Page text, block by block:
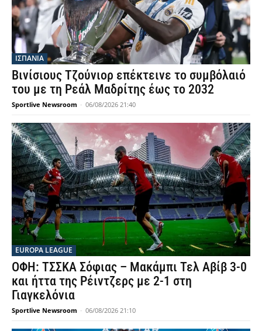
ΙΣΠΑΝΙΑ
Βινίσιους Τζούνιορ επέκτεινε το συμβόλαιό
του με τη Ρεάλ Μαδρίτης έως το 2032
Sportlive Newsroom - 06/08/2026 21:40
EUROPA LEAGUE
ΟΦΗ: ΤΣΣΚΑ Σόφιας – Μακάμπι Τελ Αβίβ 3-0
και ήττα της Ρέιντζερς με 2-1 στη
Γιαγκελόνια
Sportlive Newsroom - 06/08/2026 21:10